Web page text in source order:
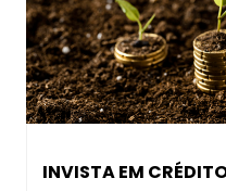
INVISTA EM